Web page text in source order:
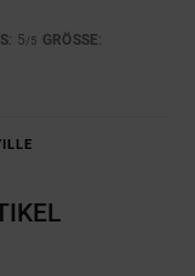
: 5/5 GRÖSSE :